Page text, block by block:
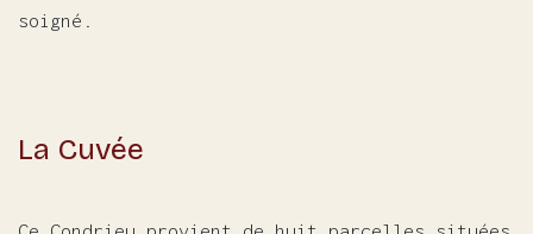
soigné.
La Cuvée